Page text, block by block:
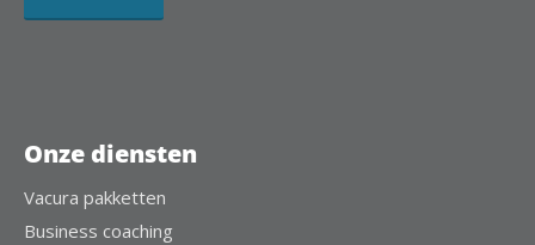
Onze diensten
Vacura pakketten
Business coaching